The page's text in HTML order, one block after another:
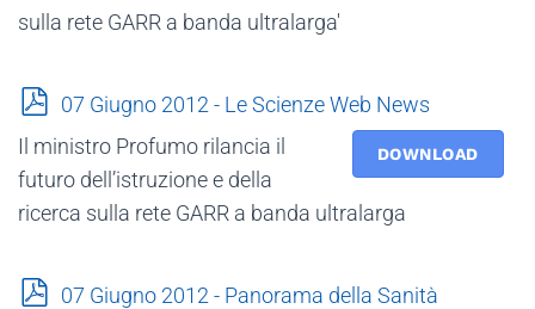
sulla rete GARR a banda ultralarga'
p
f
07 Giugno 2012 - Le Scienze Web News
DOWNLOAD
Il ministro Profumo rilancia il
futuro dell’istruzione e della
ricerca sulla rete GARR a banda ultralarga
p07 Giugno 2012 - Panorama della Sanità